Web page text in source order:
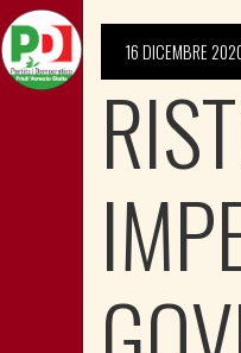
16 DICEMBRE